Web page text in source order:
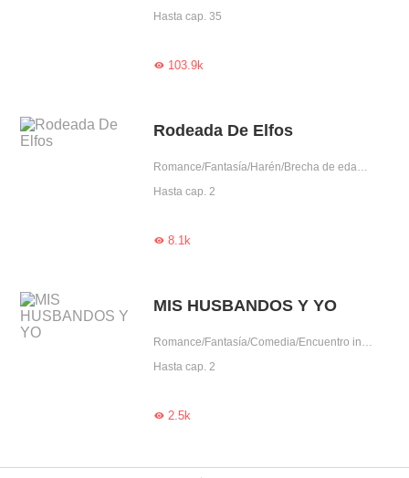
Hasta cap. 35
103.9k
Rodeada De Elfos
Romance/Fantasía/Harén/Brecha de edad/Mimo exclusivo/Rodeada por lindos/Celoso/Gentil/Posesivo/Fiel/Otaku/Adorable/Mary Sue/Amantes pendencieros/Ascensión
Hasta cap. 2
8.1k
MIS HUSBANDOS Y YO
Romance/Fantasía/Comedia/Encuentro inesperado/Celoso/Posesivo/Otaku/Lindo/Obediente/Chica buena/Humorístico/Ídolo/Nuevo
Hasta cap. 2
2.5k